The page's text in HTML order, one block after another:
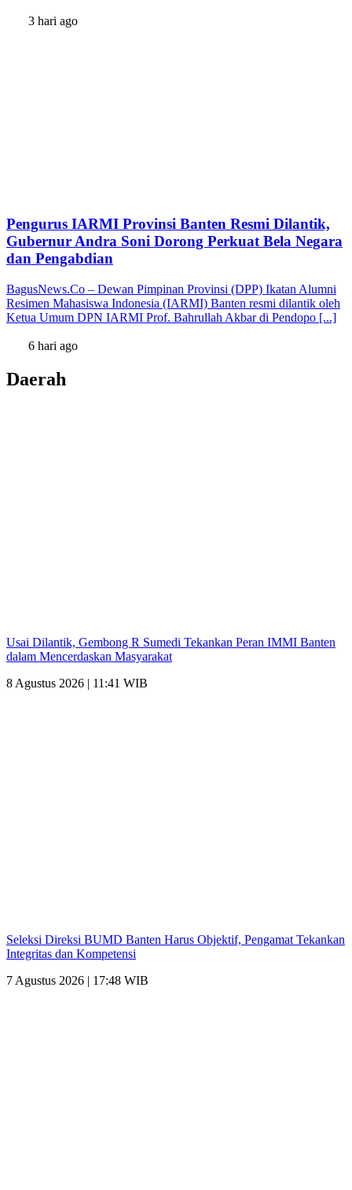
3 hari ago
Pengurus IARMI Provinsi Banten Resmi Dilantik,
Gubernur Andra Soni Dorong Perkuat Bela Negara
dan Pengabdian
BagusNews.Co – Dewan Pimpinan Provinsi (DPP) Ikatan Alumni
Resimen Mahasiswa Indonesia (IARMI) Banten resmi dilantik oleh
Ketua Umum DPN IARMI Prof. Bahrullah Akbar di Pendopo [...]
6 hari ago
Daerah
Usai Dilantik, Gembong R Sumedi Tekankan Peran IMMI Banten
dalam Mencerdaskan Masyarakat
8 Agustus 2026 | 11:41 WIB
Seleksi Direksi BUMD Banten Harus Objektif, Pengamat Tekankan
Integritas dan Kompetensi
7 Agustus 2026 | 17:48 WIB